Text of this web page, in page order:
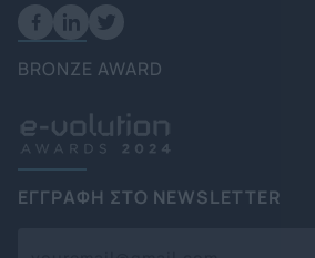
BRONZE AWARD
ΕΓΓΡΑΦΗ ΣΤΟ NEWSLETTER